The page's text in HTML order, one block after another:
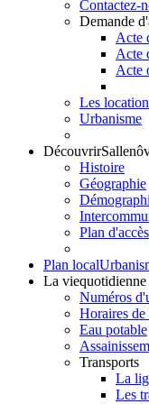
Contactez-
Demande
Acte
Acte
Acte
Les
Urbanisme
Découvrir
Histoire
Géographie
Plan d'accès
Plan local
La viequotidienne
Numéros
Horaires de
Eau potable
Transports
La
Les